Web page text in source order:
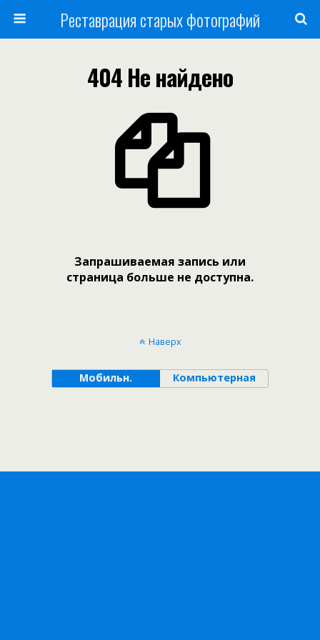
Реставрация старых фотографий
404 Не найдено
Запрашиваемая запись или
страница больше не доступна.
Наверх
Мобильн. Компьютерная